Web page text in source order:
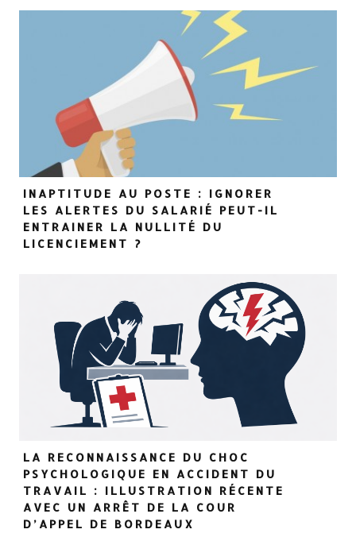
INAPTITUDE AU POSTE : IGNORER
LES ALERTES DU SALARIÉ PEUT-IL
ENTRAINER LA NULLITÉ DU
LICENCIEMENT ?
LA RECONNAISSANCE DU CHOC
PSYCHOLOGIQUE EN ACCIDENT DU
TRAVAIL : ILLUSTRATION RÉCENTE
AVEC UN ARRÊT DE LA COUR
D’APPEL DE BORDEAUX